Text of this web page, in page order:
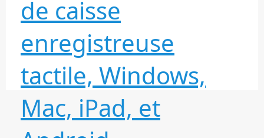
de caisse
enregistreuse
tactile, Windows,
Mac, iPad, et